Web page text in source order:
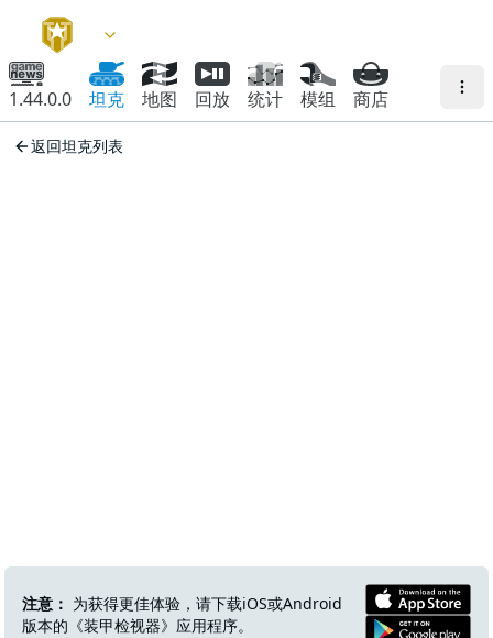
1.44.0.0 坦克 地图 回放 统计 模组 商店
返回坦克列表
注意： 为获得更佳体验，请下载iOS或Android
版本的《装甲检视器》应用程序。